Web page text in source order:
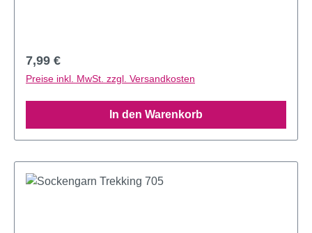
Regulärer Preis:
7,99 €
Preise inkl. MwSt. zzgl. Versandkosten
In den Warenkorb